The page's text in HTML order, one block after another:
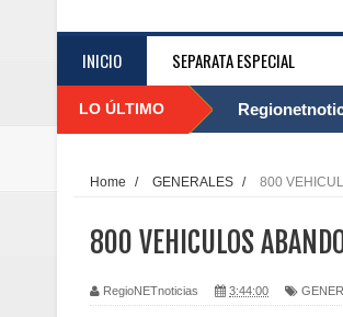
INICIO SEPARATA ESPECIAL
LO ÚLTIMO
basadas en
Home / GENERALES / 800
800 VEHICULOS
RegioNETnoticias 3:44:00